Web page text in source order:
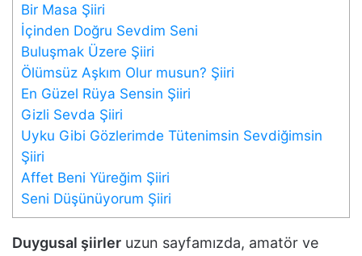
Bir Masa Şiiri
İçinden Doğru Sevdim Seni
Buluşmak Üzere Şiiri
Ölümsüz Aşkım Olur musun? Şiiri
En Güzel Rüya Sensin Şiiri
Gizli Sevda Şiiri
Uyku Gibi Gözlerimde Tütenimsin Sevdiğimsin
Şiiri
Affet Beni Yüreğim Şiiri
Seni Düşünüyorum Şiiri
Duygusal şiirler uzun sayfamızda, amatör ve